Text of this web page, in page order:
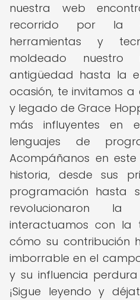
nuestra web
recorrido por la
herramientas y
moldeado
antigüedad hasta la
ocasión, te invitamos
y legado de Grace
más influyentes en
lenguajes de
Acompáñanos en
historia, desde sus
programación hasta
revolucionaron
interactuamos con la
cómo su contribución
imborrable en el
y su influencia
¡Sigue leyendo y